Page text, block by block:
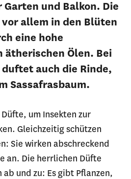
und Balkon. Die
allem in den Blüten
eine hohe
ätherischen Ölen. Bei
auch die Rinde,
Sassafrasbaum.
um Insekten zur
Gleichzeitig schützen
Sie wirken abschreckend
an. Die herrlichen Düfte
und zu: Es gibt Pflanzen,